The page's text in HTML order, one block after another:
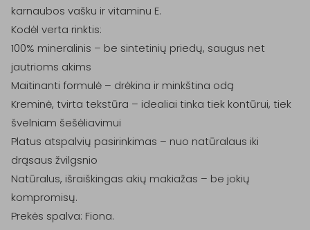
karnaubos vašku ir vitaminu E.
Kodėl verta rinktis:
100% mineralinis – be sintetinių priedų, saugus net
jautrioms akims
Maitinanti formulė – drėkina ir minkština odą
Kreminė, tvirta tekstūra – idealiai tinka tiek kontūrui, tiek
švelniam šešėliavimui
Platus atspalvių pasirinkimas – nuo natūralaus iki
drąsaus žvilgsnio
Natūralus, išraiškingas akių makiažas – be jokių
kompromisų.
Prekės spalva: Fiona.